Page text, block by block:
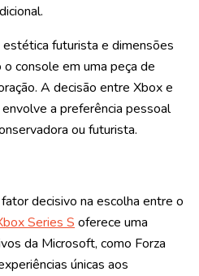
futurista e dimensões
console em uma peça de
A decisão entre Xbox e
a preferência pessoal
ou futurista.
decisivo na escolha entre o
Series S oferece uma
da Microsoft, como Forza
únicas aos